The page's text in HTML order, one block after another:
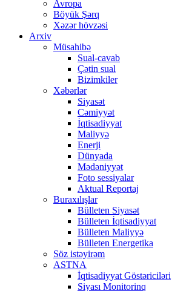
Avropa
Böyük Şərq
Xəzər hövzəsi
Arxiv
Müsahibə
Sual-cavab
Çətin sual
Bizimkiler
Xəbərlər
Siyasət
Cəmiyyət
İqtisadiyyat
Maliyyə
Enerji
Dünyada
Mədəniyyət
Foto sessiyalar
Aktual Reportaj
Buraxılışlar
Bülleten Siyasət
Bülleten İqtisadiyyat
Bülleten Maliyyə
Bülleten Energetika
Söz istəyirəm
ASTNA
İqtisadiyyat Göstəriciləri
Siyası Monitorinq